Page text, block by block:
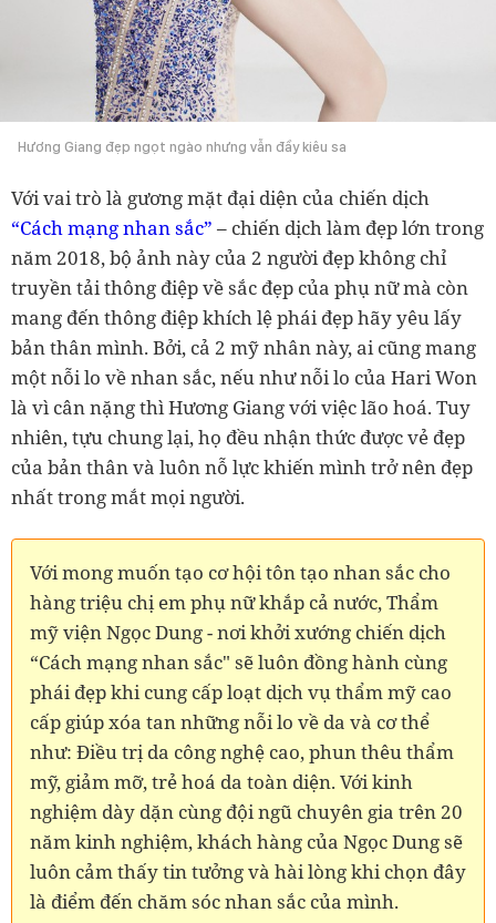
Hương Giang đẹp ngọt ngào nhưng vẫn đầy kiêu sa
Với vai trò là gương mặt đại diện của chiến dịch
“Cách mạng nhan sắc” – chiến dịch làm đẹp lớn trong
năm 2018, bộ ảnh này của 2 người đẹp không chỉ
truyền tải thông điệp về sắc đẹp của phụ nữ mà còn
mang đến thông điệp khích lệ phái đẹp hãy yêu lấy
bản thân mình. Bởi, cả 2 mỹ nhân này, ai cũng mang
một nỗi lo về nhan sắc, nếu như nỗi lo của Hari Won
là vì cân nặng thì Hương Giang với việc lão hoá. Tuy
nhiên, tựu chung lại, họ đều nhận thức được vẻ đẹp
của bản thân và luôn nỗ lực khiến mình trở nên đẹp
nhất trong mắt mọi người.
Với mong muốn tạo cơ hội tôn tạo nhan sắc cho
hàng triệu chị em phụ nữ khắp cả nước, Thẩm
mỹ viện Ngọc Dung - nơi khởi xướng chiến dịch
“Cách mạng nhan sắc" sẽ luôn đồng hành cùng
phái đẹp khi cung cấp loạt dịch vụ thẩm mỹ cao
cấp giúp xóa tan những nỗi lo về da và cơ thể
như: Điều trị da công nghệ cao, phun thêu thẩm
mỹ, giảm mỡ, trẻ hoá da toàn diện. Với kinh
nghiệm dày dặn cùng đội ngũ chuyên gia trên 20
năm kinh nghiệm, khách hàng của Ngọc Dung sẽ
luôn cảm thấy tin tưởng và hài lòng khi chọn đây
là điểm đến chăm sóc nhan sắc của mình.